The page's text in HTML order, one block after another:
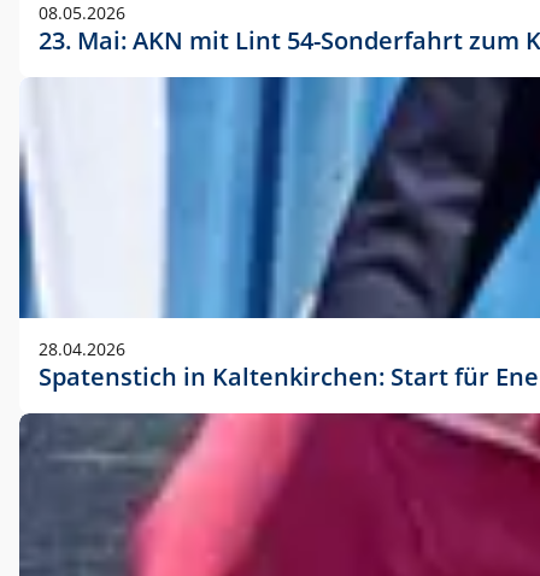
08.05.2026
23. Mai: AKN mit Lint 54-Sonderfahrt
28.04.2026
Spatenstich in Kaltenkirchen: Start für